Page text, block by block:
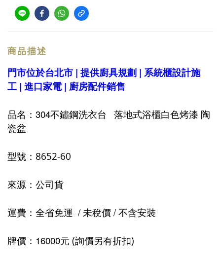
商品描述
門市位於台北市 | 提供廚具規劃 | 系統櫃設計施
工 | 進口家電 | 廚房配件銷售
品名： 304不鏽鋼洗衣台
落地式浴櫃白色烤漆 陶
瓷盆
型號： 8652-60
來源：公司貨
運費：全省免運 /未稅價 /不含安裝
牌價： 16000元 (詢價另有折扣)